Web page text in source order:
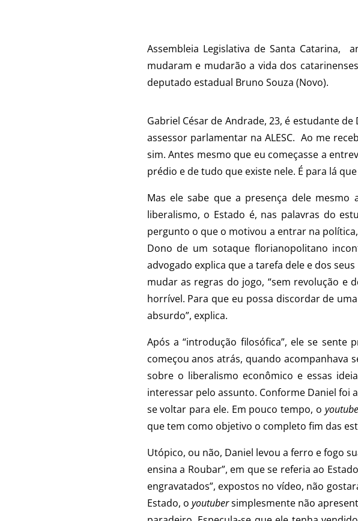
Assembleia Legislativa de Santa Catarina,
mudaram e mudarão a vida dos
deputado estadual Bruno Souza (Novo).
Gabriel César de Andrade, 23, é estudante
assessor parlamentar na ALESC. Ao me
sim. Antes mesmo que eu começasse a
prédio e de tudo que existe nele. É para lá
Mas ele sabe que a presença dele
liberalismo, o Estado é, nas palavras do
pergunto o que o motivou a entrar na
Dono de um sotaque florianopolitano
advogado explica que a tarefa dele e dos
mudar as regras do jogo, “sem revolução e
horrível. Para que eu possa discordar de
absurdo”, explica.
Após a “introdução filosófica”, ele se
começou anos atrás, quando acompanhava
sobre o liberalismo econômico e essas
interessar pelo assunto. Conforme Daniel foi
se voltar para ele. Em pouco tempo, o
que tem como objetivo o completo fim das
Utópico, ou não, Daniel levou a ferro e fogo
ensina a Roubar”, em que se referia ao
engravatados”, expostos no vídeo, não
Estado, o youtubersimplesmente não